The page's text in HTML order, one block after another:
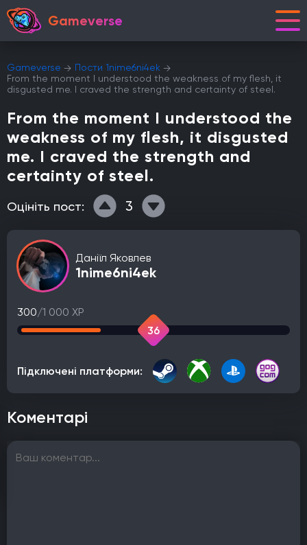
Gameverse
Gameverse
Пости 1nime6ni4ek
From the moment I understood the weakness of my flesh, it
disgusted me. I craved the strength and certainty of steel.
From the moment I understood the
weakness of my flesh, it disgusted
me. I craved the strength and
certainty of steel.
Оцініть пост: 3
Даніїл Яковлев
1nime6ni4ek
300/1 000 XP
36
Підключені платформи:
Коментарі